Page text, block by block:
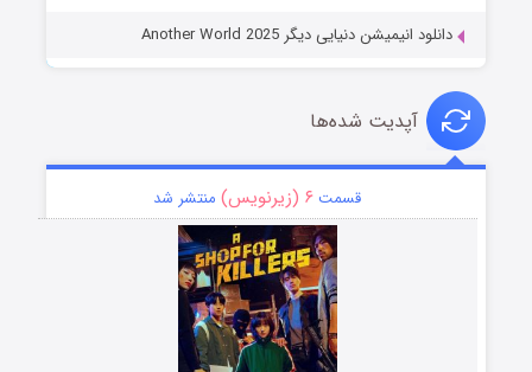
دانلود انیمیشن دنیایی دیگر Another World 2025
آپدیت شده‌ها
قسمت ۶ (زیرنویس) منتشر شد